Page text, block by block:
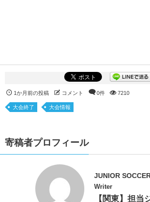
1か月前の投稿 コメント 0件 7210
大会終了 大会情報
寄稿者プロフィール
JUNIOR
Writer
【関東】担当